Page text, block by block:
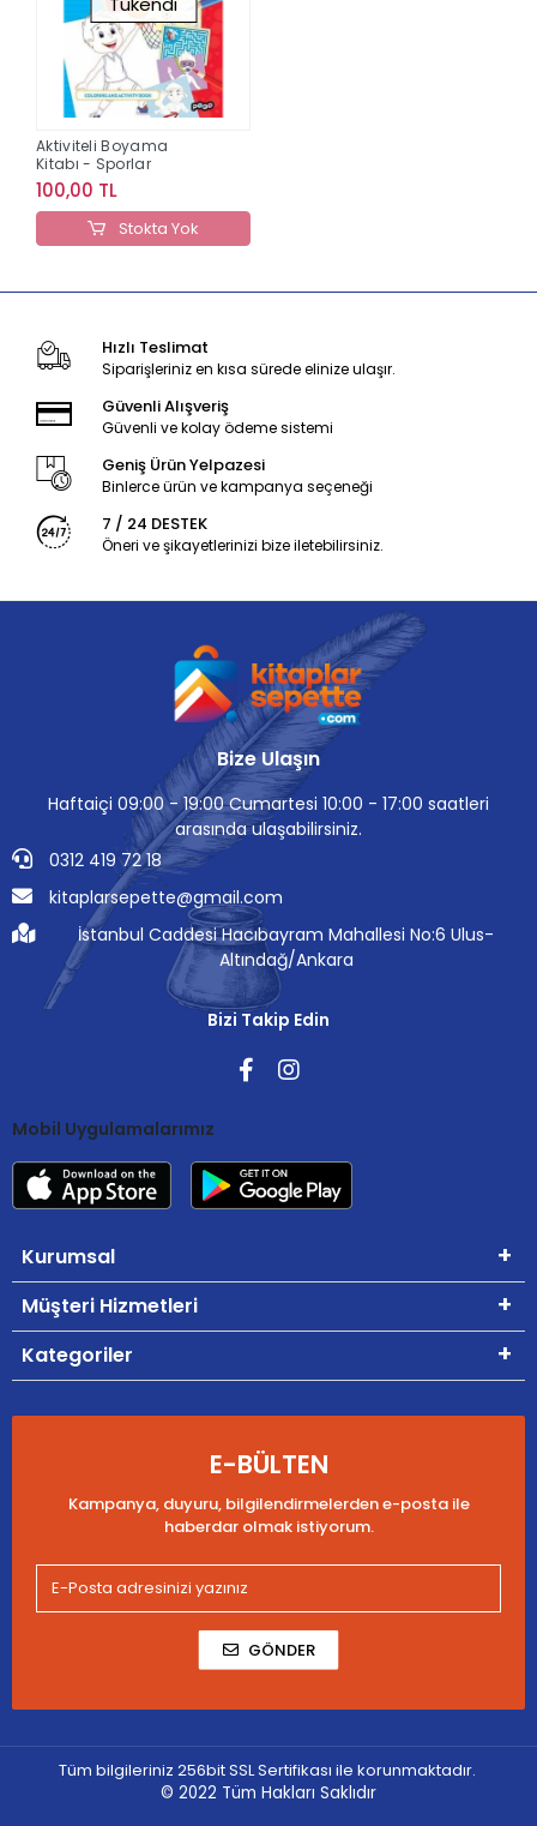
Aktiviteli Boyama
Kitabı - Sporlar
100,00 TL
Stokta Yok
Hızlı Teslimat
Siparişleriniz en kısa sürede elinize ulaşır.
Güvenli Alışveriş
Güvenli ve kolay ödeme sistemi
Geniş Ürün Yelpazesi
Binlerce ürün ve kampanya seçeneği
7 / 24 DESTEK
Öneri ve şikayetlerinizi bize iletebilirsiniz.
Bize Ulaşın
Haftaiçi 09:00 - 19:00 Cumartesi 10:00 - 17:00 saatleri
arasında ulaşabilirsiniz.
0312 419 72 18
kitaplarsepette@gmail.com
İstanbul Caddesi Hacıbayram Mahallesi No:6 Ulus-
Altındağ/Ankara
Bizi Takip Edin
Mobil Uygulamalarımız
Kurumsal
Müşteri Hizmetleri
Kategoriler
E-BÜLTEN
Kampanya, duyuru, bilgilendirmelerden e-posta ile
haberdar olmak istiyorum.
GÖNDER
Tüm bilgileriniz 256bit SSL Sertifikası ile korunmaktadır.
© 2022 Tüm Hakları Saklıdır